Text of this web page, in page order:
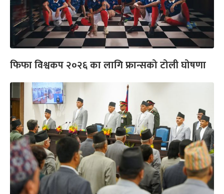
फिफा विश्वकप २०२६ का लागि फ्रान्सको टोली घोषणा